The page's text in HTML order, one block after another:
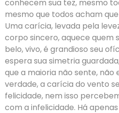
conhecem sua tez, mesmo
mesmo que todos acham
Uma carícia, levada pela
corpo sincero, aquece quem
belo, vivo, é grandioso seu
espera sua simetria
que a maioria não sente, não
verdade, a carícia do vento
felicidade, nem isso
com a infelicidade. Há